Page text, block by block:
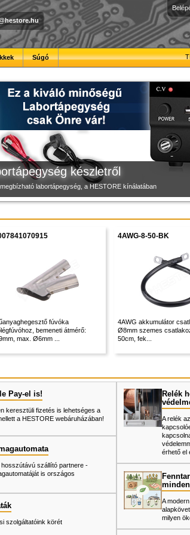
Súgó
készletről
labortápegység, a HESTORE kínálatában
szerelt, gyors és csendes 3D nyomtató. B2B partnereink
készletről
fúvóka
bemeneti átmérő:
max. Ø6mm ...
4AWG-8-50-BK
4AWG akkumulátor
Ø8mm szemes
50cm, fek...
Pay-el is!
keresztüli fizetés is lehetséges a
a HESTORE webáruházában!
szállító partnere -
is országos
szolgáltatóink körét
Relék
A relék
érhető el
A
milyen